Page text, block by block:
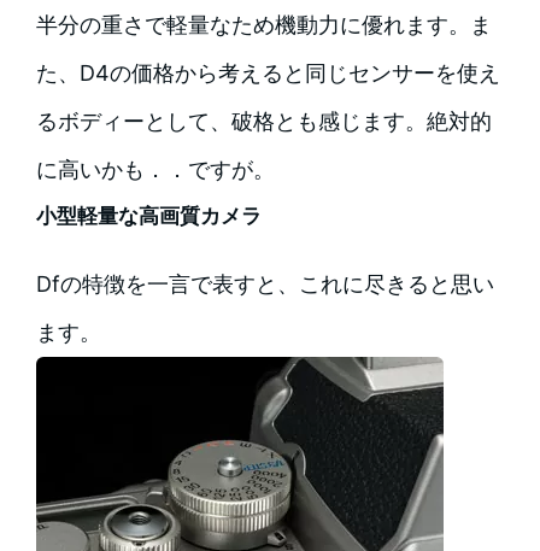
半分の重さで軽量なため機動力に優れます。ま
た、D4の価格から考えると同じセンサーを使え
るボディーとして、破格とも感じます。絶対的
に高いかも．．ですが。
小型軽量な高画質カメラ
Dfの特徴を一言で表すと、これに尽きると思い
ます。